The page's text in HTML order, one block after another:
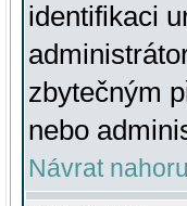
identifikaci
zbytečným
nebo
Návrat nahoru